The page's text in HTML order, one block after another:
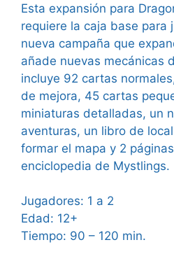
Esta expansión para
requiere la caja base para
nueva campaña que
añade nuevas mecánicas
incluye 92 cartas
de mejora, 45 cartas
miniaturas detalladas, un
aventuras, un libro de
formar el mapa y 2
enciclopedia de Mystlings.
Jugadores: 1 a 2
Edad: 12+
Tiempo: 90 – 120 min.